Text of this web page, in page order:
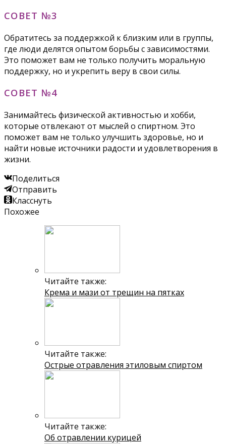
СОВЕТ №3
Обратитесь за поддержкой к близким или в группы,
где люди делятся опытом борьбы с зависимостями.
Это поможет вам не только получить моральную
поддержку, но и укрепить веру в свои силы.
СОВЕТ №4
Занимайтесь физической активностью и хобби,
которые отвлекают от мыслей о спиртном. Это
поможет вам не только улучшить здоровье, но и
найти новые источники радости и удовлетворения в
жизни.
Поделиться
Отправить
Класснуть
Похожее
Читайте также:
Крема и мази от трещин на пятках
Читайте также:
Острые отравления этиловым спиртом
Читайте также:
Об отравлении курицей